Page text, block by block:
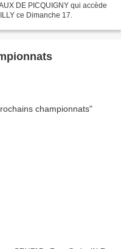
DE PICQUIGNY qui accède
ce Dimanche 17.